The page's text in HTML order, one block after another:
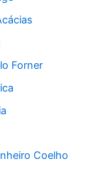
Forner
Coelho